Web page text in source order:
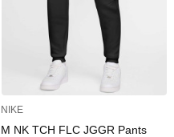
NIKE
M NK TCH FLC JGGR Pants